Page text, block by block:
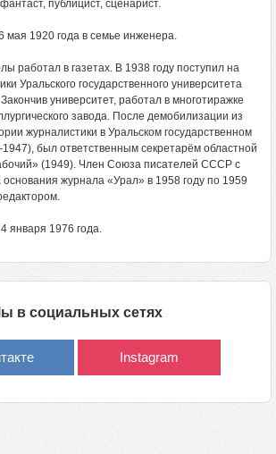
публицист, сценарист.
мая 1920 года в семье инженера.
работал в газетах. В 1938 году поступил на
Уральского государственного университета
университет, работал в многотиражке
завода. После демобилизации из
журналистики в Уральском государственном
был ответственным секретарём областной
(1949). Член Союза писателей СССР с
журнала «Урал» в 1958 году по 1959
января 1976 года.
в социальных сетях
Instagram